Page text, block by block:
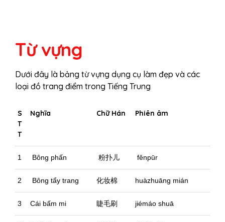
Từ vựng
Dưới đây là bảng từ vựng dụng cụ làm đẹp và các
loại đồ trang điểm trong Tiếng Trung
S
T
T
Nghĩa Chữ Hán Phiên âm
1 Bông phấn 粉扑儿 fěnpūr
2 Bông tẩy trang 化妆棉 huàzhuāng mián
3 Cái bấm mi 睫毛刷 jiémáo shuā